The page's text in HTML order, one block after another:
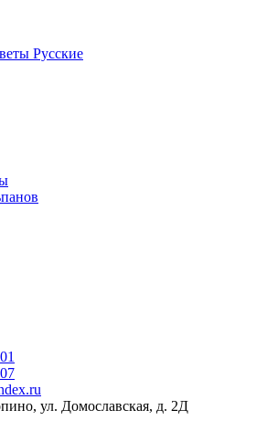
Русские
ул. Домославская, д. 2Д